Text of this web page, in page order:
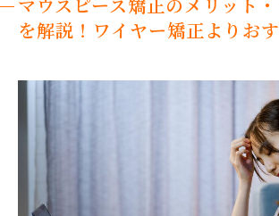
を解説！ワイヤー矯正よりお